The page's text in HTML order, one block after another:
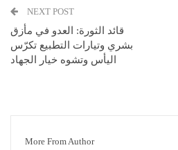
NEXT POST
قائد الثورة: العدو في مأزق
بشري وتيارات التطبيع تكرّس
اليأس وتشوه خيار الجهاد
More From Author